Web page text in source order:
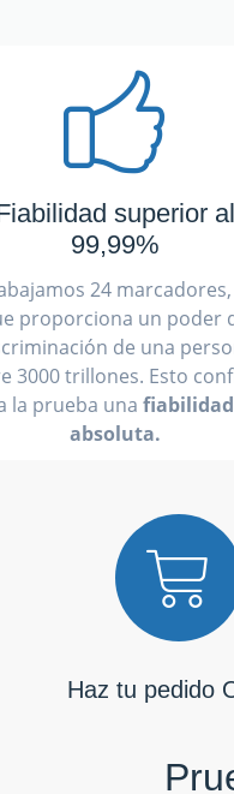
superior al
99,99%
24
proporciona un poder
de una
3000 trillones. Esto
la prueba una fiabilidad
absoluta.
Haz tu pedido